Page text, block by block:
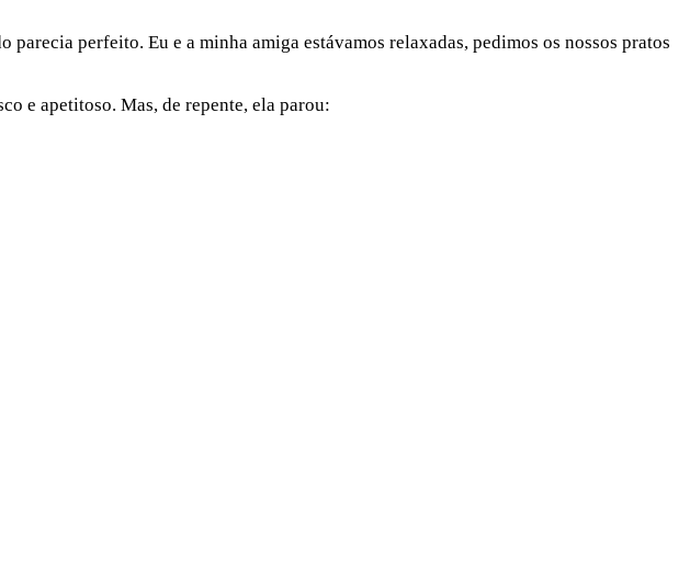
perfeito. Eu e a minha amiga estávamos relaxadas, pedimos os nossos pratos
e apetitoso. Mas, de repente, ela parou: